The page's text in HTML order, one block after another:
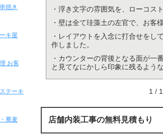
・浮き文字の雰囲気を、ローコス
・壁は全て珪藻土の左官で、お客
・レイアウトを入念に打合せをし
作しました。
・カウンターの背後となる面が一
と見てなにかしら印象に残るよう
1 /
店舗内装工事の無料見積もり
焼き
キ屋
お客
テーキ
蕎麦